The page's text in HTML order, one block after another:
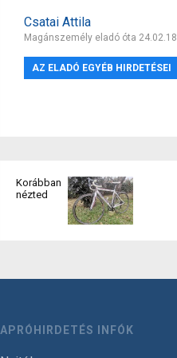
Csatai Attila
Magánszemély eladó óta 24.02.18
AZ ELADÓ EGYÉB HIRDETÉSEI
Korábban
nézted
APRÓHIRDETÉS INFÓK